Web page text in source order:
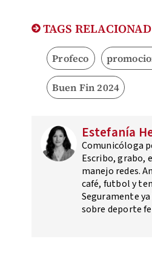
TAGS
Profeco
Buen Fin 2024
Estefanía
Comunicóloga
Escribo, grabo,
manejo redes.
café, futbol y
Seguramente
sobre deporte